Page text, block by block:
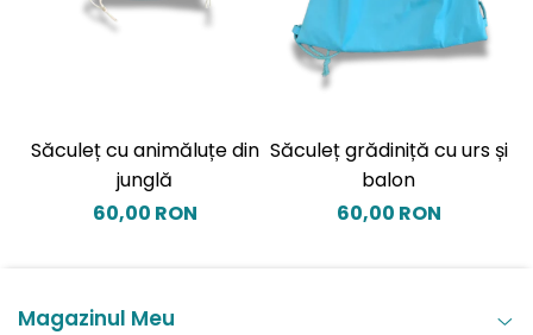
Săculeț cu animăluțe din
junglă
60,00 RON
Săculeț grădiniță cu urs și
balon
60,00 RON
Magazinul Meu